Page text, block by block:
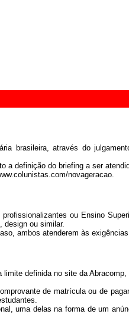
brasileira, através do
a definição do briefing a ser
novageracao.
ou Ensino
design ou similar.
ambos atenderem às
definida no site da
de matrícula ou de
uma delas na forma de um